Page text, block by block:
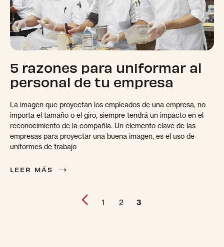
5 razones para uniformar al
personal de tu empresa
La imagen que proyectan los empleados de una empresa, no
importa el tamaño o el giro, siempre tendrá un impacto en el
reconocimiento de la compañía. Un elemento clave de las
empresas para proyectar una buena imagen, es el uso de
uniformes de trabajo
LEER MÁS →
1 2 3